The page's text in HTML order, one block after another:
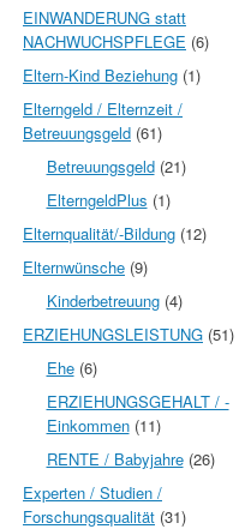
EINWANDERUNG statt
NACHWUCHSPFLEGE (6)
Eltern-Kind Beziehung (1)
Elterngeld / Elternzeit /
Betreuungsgeld (61)
Betreuungsgeld(21)
ElterngeldPlus (1)
Elternqualität/-Bildung (12)
Elternwünsche (9)
Kinderbetreuung(4)
ERZIEHUNGSLEISTUNG (51)
Ehe(6)
ERZIEHUNGSGEHALT / -
Einkommen(11)
RENTE / Babyjahre(26)
Experten / Studien /
Forschungsqualität (31)